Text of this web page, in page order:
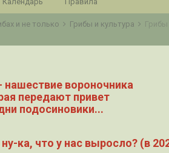
и не только Грибы и культура Грибы
вороночника
передают привет
подосиновики...
ка, что у нас выросло? (в